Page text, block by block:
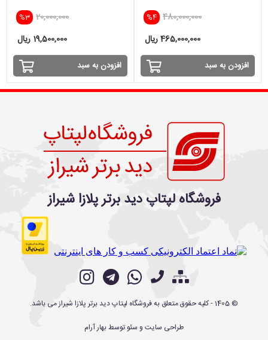
%4 480,000,000
465,000,000 ریال
افزودن به سبد
%3 20,000,000
19,500,000 ریال
افزودن به سبد
فروشگاه لپتاپ دید برتر پلازا شیراز
©
1405- کلیه حقوق متعلق بهفروشگاه لپتاپ دید برتر پلازا شیرازمی باشد.
طراحی سایت و سئوتوسطبهار آرام